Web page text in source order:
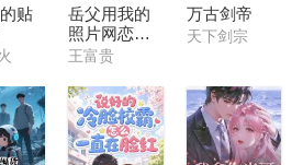
贴
岳父用我的
照片网恋七
个富婆后
王富贵
万古剑帝
天下剑宗